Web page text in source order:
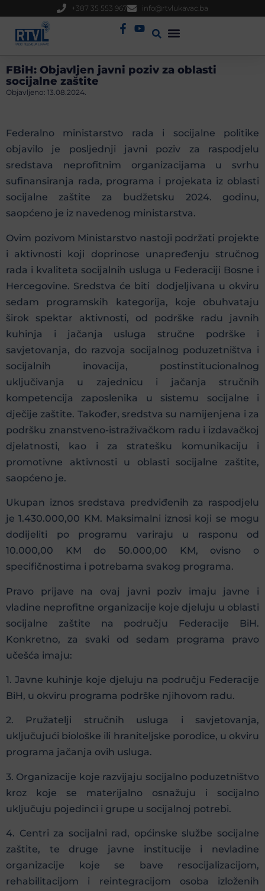
+387 35 553 967 info@rtvlukavac.ba
FBiH: Objavljen javni poziv za oblasti
socijalne zaštite
Objavljeno: 13.08.2024.
Federalno ministarstvo rada i socijalne politike
objavilo je posljednji javni poziv za raspodjelu
sredstava neprofitnim organizacijama u svrhu
sufinansiranja rada, programa i projekata iz oblasti
socijalne zaštite za budžetsku 2024. godinu,
saopćeno je iz navedenog ministarstva.
Ovim pozivom Ministarstvo nastoji podržati projekte
i aktivnosti koji doprinose unapređenju stručnog
rada i kvaliteta socijalnih usluga u Federaciji Bosne i
Hercegovine. Sredstva će biti dodjeljivana u okviru
sedam programskih kategorija, koje obuhvataju
širok spektar aktivnosti, od podrške radu javnih
kuhinja i jačanja usluga stručne podrške i
savjetovanja, do razvoja socijalnog poduzetništva i
socijalnih inovacija, postinstitucionalnog
uključivanja u zajednicu i jačanja stručnih
kompetencija zaposlenika u sistemu socijalne i
dječije zaštite. Također, sredstva su namijenjena i za
podršku znanstveno-istraživačkom radu i izdavačkoj
djelatnosti, kao i za stratešku komunikaciju i
promotivne aktivnosti u oblasti socijalne zaštite,
saopćeno je.
Ukupan iznos sredstava predviđenih za raspodjelu
je 1.430.000,00 KM. Maksimalni iznosi koji se mogu
dodijeliti po programu variraju u rasponu od
10.000,00 KM do 50.000,00 KM, ovisno o
specifičnostima i potrebama svakog programa.
Pravo prijave na ovaj javni poziv imaju javne i
vladine neprofitne organizacije koje djeluju u oblasti
socijalne zaštite na području Federacije BiH.
Konkretno, za svaki od sedam programa pravo
učešća imaju:
1. Javne kuhinje koje djeluju na području Federacije
BiH, u okviru programa podrške njihovom radu.
2. Pružatelji stručnih usluga i savjetovanja,
uključujući biološke ili hraniteljske porodice, u okviru
programa jačanja ovih usluga.
3. Organizacije koje razvijaju socijalno poduzetništvo
kroz koje se materijalno osnažuju i socijalno
uključuju pojedinci i grupe u socijalnoj potrebi.
4. Centri za socijalni rad, općinske službe socijalne
zaštite, te druge javne institucije i nevladine
organizacije koje se bave resocijalizacijom,
rehabilitacijom i reintegracijom osoba izloženih